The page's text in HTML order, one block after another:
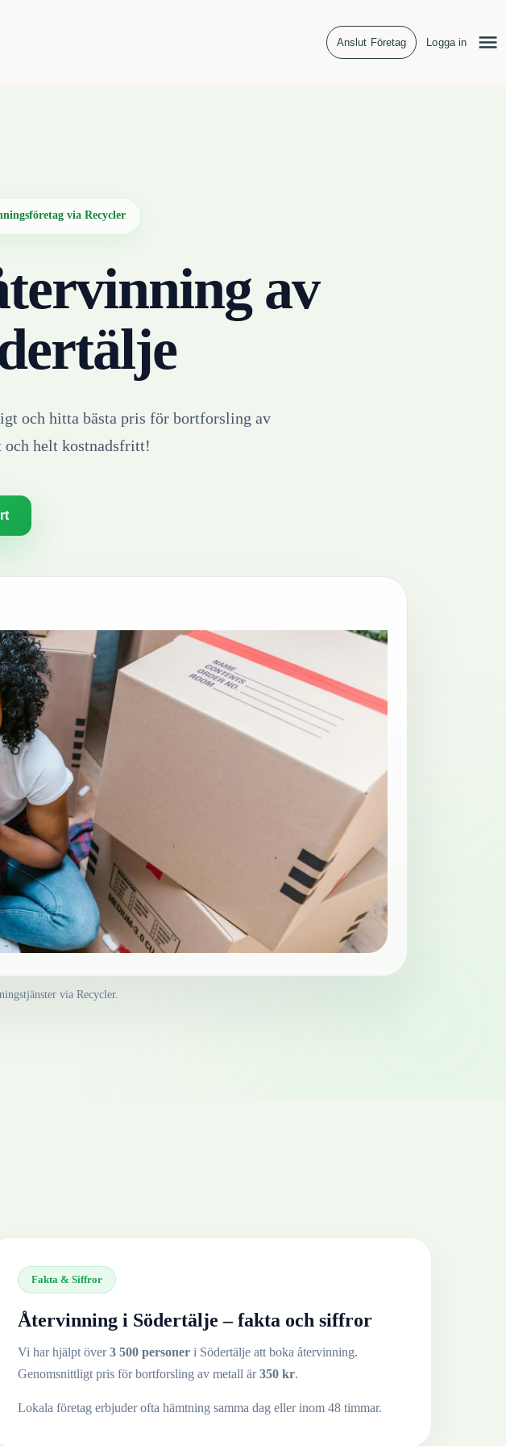
Anslut Företag Logga in
via Recycler
av
och hitta bästa pris för bortforsling av
och helt kostnadsfritt!
via Recycler.
Fakta & Siffror
Återvinning i Södertälje – fakta och siffror
Vi har hjälpt över3 500 personer i Södertälje att boka återvinning.
Genomsnittligt pris för bortforsling av metall är350 kr.
Lokala företag erbjuder ofta hämtning samma dag eller inom 48 timmar.